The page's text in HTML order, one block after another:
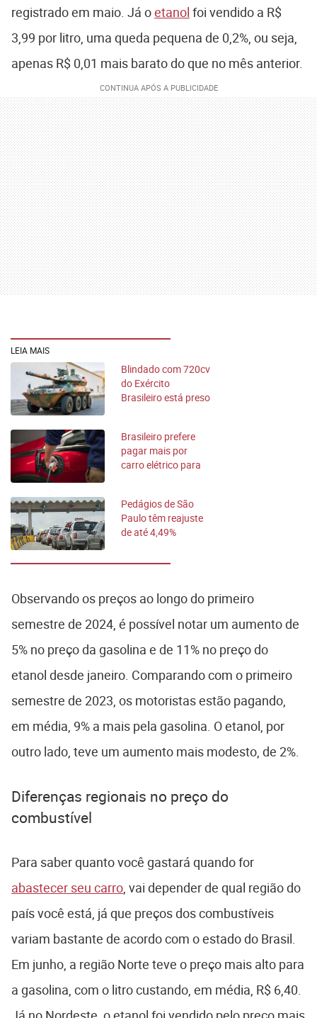
registrado em maio. Já oetanol foi vendido a R$
3,99 por litro, uma queda pequena de 0,2%, ou seja,
apenas R$ 0,01 mais barato do que no mês anterior.
LEIA MAIS
Blindado com 720cv
do Exército
Brasileiro está preso
Brasileiro prefere
pagar mais por
carro elétrico para
Pedágios de São
Paulo têm reajuste
de até 4,49%
Observando os preços ao longo do primeiro
semestre de 2024, é possível notar um aumento de
5% no preço da gasolina e de 11% no preço do
etanol desde janeiro. Comparando com o primeiro
semestre de 2023, os motoristas estão pagando,
em média, 9% a mais pela gasolina. O etanol, por
outro lado, teve um aumento mais modesto, de 2%.
Diferenças regionais no preço do
combustível
Para saber quanto você gastará quando for
abastecer seu carro, vai depender de qual região do
país você está, já que preços dos combustíveis
variam bastante de acordo com o estado do Brasil.
Em junho, a região Norte teve o preço mais alto para
a gasolina, com o litro custando, em média, R$ 6,40.